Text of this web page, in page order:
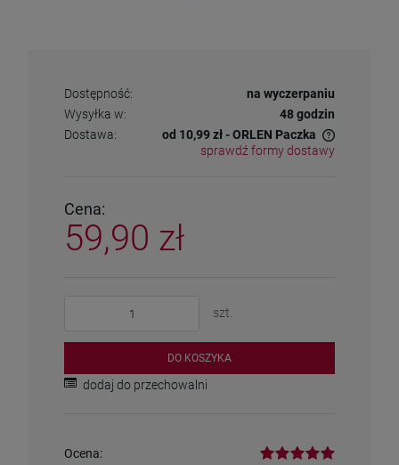
Dostępność:
na wyczerpaniu
Wysyłka w:
48 godzin
Dostawa:
od 10,99 zł- ORLEN Paczka
Cena nie zawiera ewentualnych kosztów płatności
sprawdź formy dostawy
Cena:
59,90 zł
szt.
DO KOSZYKA
dodaj do przechowalni
Ocena: